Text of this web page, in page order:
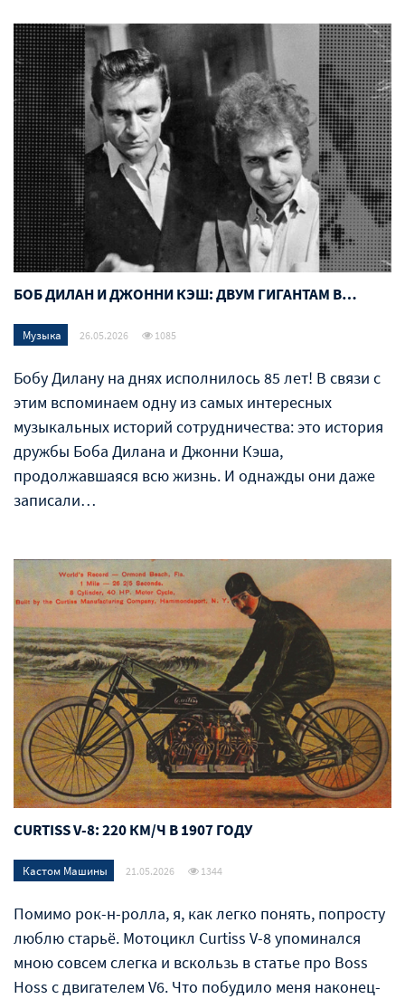
БОБ ДИЛАН И ДЖОННИ КЭШ: ДВУМ ГИГАНТАМ В…
Музыка 26.05.2026 1085
Бобу Дилану на днях исполнилось 85 лет! В связи с
этим вспоминаем одну из самых интересных
музыкальных историй сотрудничества: это история
дружбы Боба Дилана и Джонни Кэша,
продолжавшаяся всю жизнь. И однажды они даже
записали…
CURTISS V-8: 220 КМ/Ч В 1907 ГОДУ
Кастом Машины 21.05.2026 1344
Помимо рок-н-ролла, я, как легко понять, попросту
люблю старьё. Мотоцикл Curtiss V-8 упоминался
мною совсем слегка и вскользь в статье про Boss
Hoss с двигателем V6. Что побудило меня наконец-